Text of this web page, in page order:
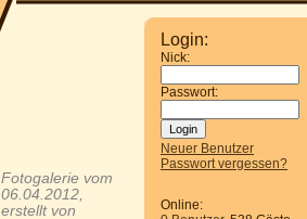
Login:
Nick:
Passwort:
Neuer Benutzer
Passwort vergessen?
Online:
Fotogalerie vom
06.04.2012,
erstellt von